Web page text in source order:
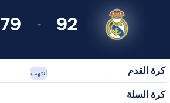
92
-
79
Real Madrid انتهت كرة القدم
كرة السلة